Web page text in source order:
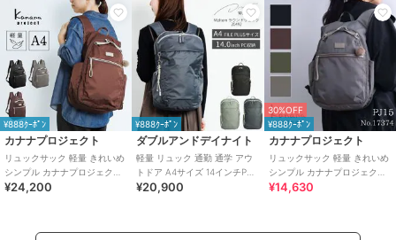
¥888ｸｰﾎﾟﾝ
カナナプロジェクト
リュックサック 軽量 きれいめ
シンプル カナナプロジェクト
PJ-15 17375
¥24,200
¥888ｸｰﾎﾟﾝ
ダブルアンドデイナイト
軽量 リュック 通勤 通学 アウ
トドア A4サイズ 14インチPC
収納 モルテルン 20492
¥20,900
30%OFF
¥888ｸｰﾎﾟﾝ
カナナプロジェクト
リュックサック 軽量 きれいめ
シンプル カナナプロジェクト
PJ-15 17374
¥14,630